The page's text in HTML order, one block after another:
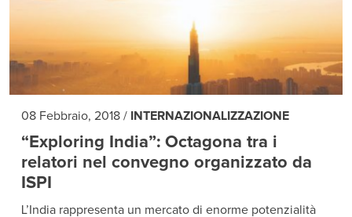
08 Febbraio, 2018 / INTERNAZIONALIZZAZIONE
“Exploring India”: Octagona tra i
relatori nel convegno organizzato da
ISPI
L’India rappresenta un mercato di enorme potenzialità